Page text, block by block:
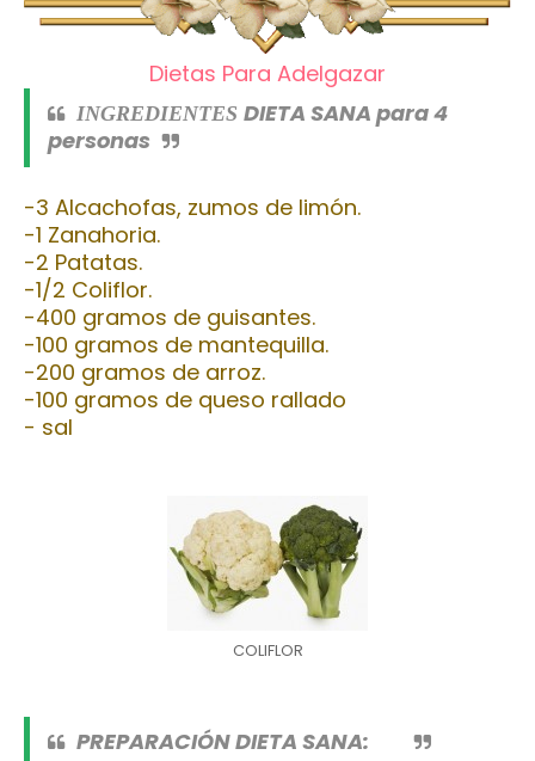
Dietas Para Adelgazar
INGREDIENTES DIETA SANA para 4
personas
-3 Alcachofas, zumos de limón.
-1 Zanahoria.
-2 Patatas.
-1/2 Coliflor.
-400 gramos de guisantes.
-100 gramos de mantequilla.
-200 gramos de arroz.
-100 gramos de queso rallado
- sal
COLIFLOR
PREPARACIÓNDIETA SANA: